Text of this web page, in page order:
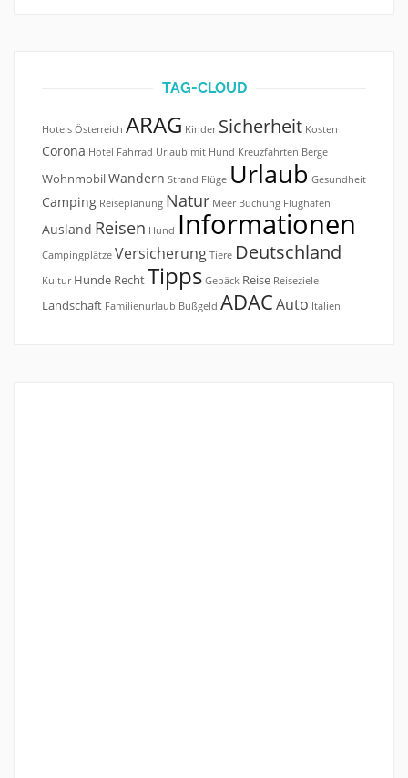
TAG-CLOUD
Hotels Österreich ARAG Kinder Sicherheit Kosten
Corona Hotel Fahrrad Urlaub mit Hund Kreuzfahrten Berge
WohnmobilWandern Strand Flüge Urlaub Gesundheit
Camping Reiseplanung Natur Meer Buchung Flughafen
Ausland Reisen Hund Informationen
Campingplätze Versicherung Tiere Deutschland
Kultur Hunde RechtTipps Gepäck Reise Reiseziele
Landschaft Familienurlaub Bußgeld ADACAuto Italien